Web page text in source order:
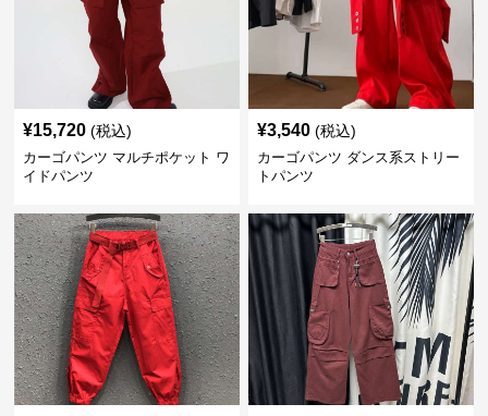
¥15,720 (税込)
カーゴパンツ マルチポケット ワ
イドパンツ
¥3,540 (税込)
カーゴパンツ ダンス系ストリー
トパンツ